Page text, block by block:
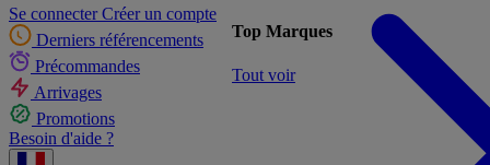
Se connecter Créer un compte
Derniers référencements
Précommandes
Arrivages
Promotions
Besoin d'aide ?
Top Marques
Tout voir